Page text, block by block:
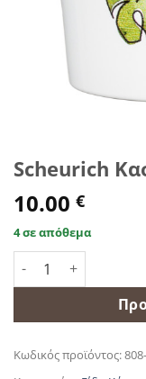
Scheurich
10.00 €
4 σε απόθεμα
Scheurich Κασπώ
Κωδικός προϊόντος: